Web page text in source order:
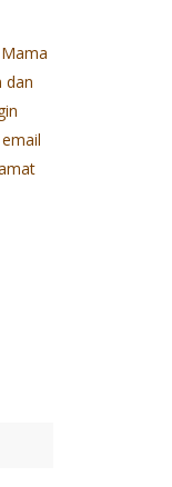
Mama
dan